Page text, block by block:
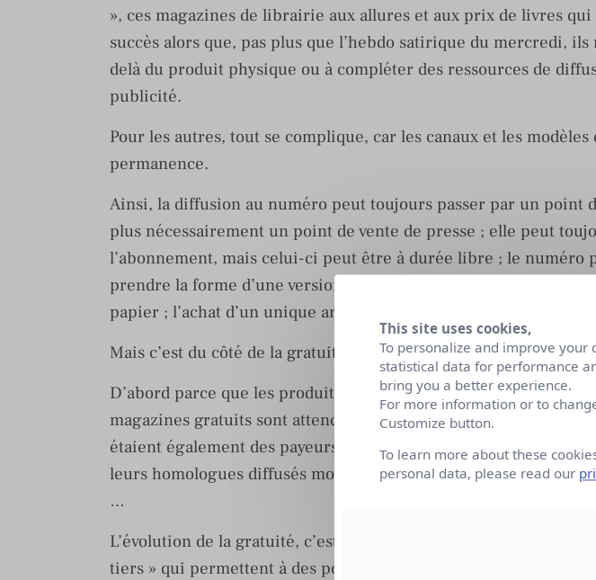
», ces magazines de librairie aux allures et aux prix de livres
succès alors que, pas plus que l’hebdo satirique du mercredi,
delà du produit physique ou à compléter des ressources de
publicité.
Pour les autres, tout se complique, car les canaux et les
permanence.
Ainsi, la diffusion au numéro peut toujours passer par un point
plus nécessairement un point de vente de presse ; elle peut
l’abonnement, mais celui-ci peut être à durée libre ; le numéro
prendre la forme d’une version numérique, vendue isolément ou
papier ; l’achat d’un unique article devient possible, etc.
Mais c’est du côté de la gratuité que l’évolution est la plus
D’abord parce que les produits concernés ont changé du tout au
magazines gratuits sont attendus et choisis par des lecteurs aussi
étaient également des payeurs. Et certains magazines
leurs homologues diffusés moyennant paiement dans le réseau
…
L’évolution de la gratuité, c’est aussi la discrète montée en
tiers » qui permettent à des populations aux ciblages
This site uses cookies,
To personalize and improve your
statistical data for performance
bring you a better experience.
For more information or to
Customize button.
To learn more about these
personal data, please read our